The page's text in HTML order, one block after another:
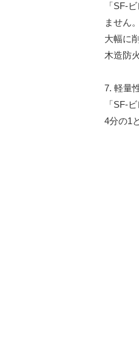
「SF-
ません
大幅に
木造防
7. 軽量
「SF-
4分の1